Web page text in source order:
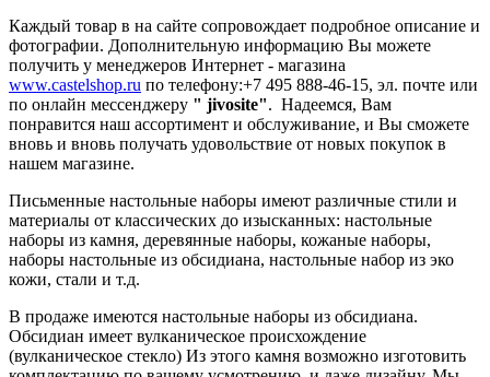
Каждый товар в на сайте сопровождает подробное описание и
фотографии. Дополнительную информацию Вы можете
получить у менеджеров Интернет - магазина
www.castelshop.ru по телефону:+7 495 888-46-15, эл. почте или
по онлайн мессенджеру " jivosite". Надеемся, Вам
понравится наш ассортимент и обслуживание, и Вы сможете
вновь и вновь получать удовольствие от новых покупок в
нашем магазине.
Письменные настольные наборы имеют различные стили и
материалы от классических до изысканных: настольные
наборы из камня, деревянные наборы, кожаные наборы,
наборы настольные из обсидиана, настольные набор из эко
кожи, стали и т.д.
В продаже имеются настольные наборы из обсидиана.
Обсидиан имеет вулканическое происхождение
(вулканическое стекло) Из этого камня возможно изготовить